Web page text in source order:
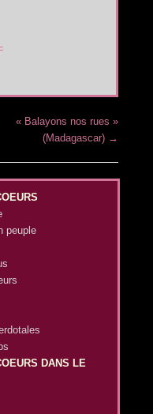
« Balayons nos rues »
(Madagascar) →
peuple
DANS LE